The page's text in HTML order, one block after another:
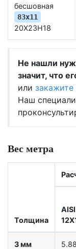
бесшовная
83x11
20Х23Н18
Не нашли
значит, что
или
Наш
Вес метра
Толщина
3 мм